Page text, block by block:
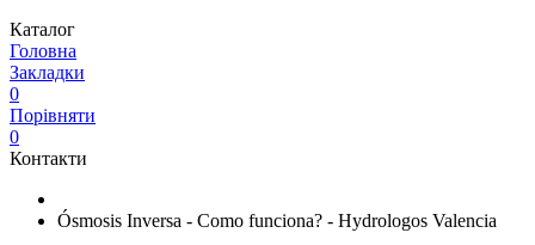
Каталог
Головна
Закладки
0
Порівняти
0
Контакти
Ósmosis Inversa - Como funciona? - Hydrologos Valencia